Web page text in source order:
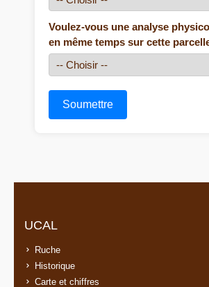
Voulez-vous une analyse
en même temps sur cette
Soumettre
UCAL
Ruche
Historique
Carte et chiffres